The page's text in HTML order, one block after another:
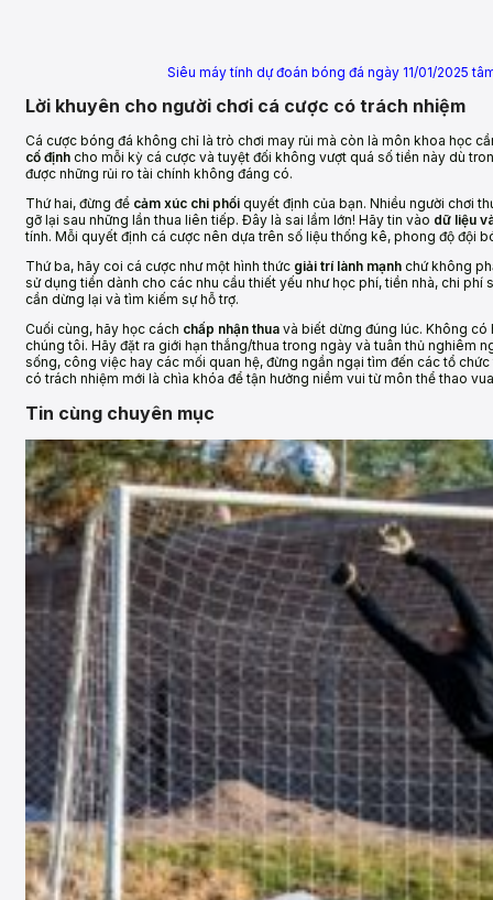
Siêu máy tính dự đoán bóng đá ngày 11/01/2025
Lời khuyên cho người chơi cá cược có trách nhiệm
Cá cược bóng đá không chỉ là trò chơi may rủi mà còn là môn khoa học
cố định cho mỗi kỳ cá cược và tuyệt đối không vượt quá số tiền này dù
được những rủi ro tài chính không đáng có.
Thứ hai, đừng để cảm xúc chi phối quyết định của bạn. Nhiều người chơi
gỡ lại sau những lần thua liên tiếp. Đây là sai lầm lớn! Hãy tin vào dữ liệu
tính. Mỗi quyết định cá cược nên dựa trên số liệu thống kê, phong độ đội
Thứ ba, hãy coi cá cược như một hình thức giải trí lành mạnh chứ không
sử dụng tiền dành cho các nhu cầu thiết yếu như học phí, tiền nhà, chi
cần dừng lại và tìm kiếm sự hỗ trợ.
Cuối cùng, hãy học cách chấp nhận thua và biết dừng đúng lúc. Không có
chúng tôi. Hãy đặt ra giới hạn thắng/thua trong ngày và tuân thủ nghiêm
sống, công việc hay các mối quan hệ, đừng ngần ngại tìm đến các tổ
có trách nhiệm mới là chìa khóa để tận hưởng niềm vui từ môn thể thao
Tin cùng chuyên mục